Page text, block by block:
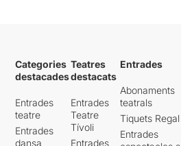
Categories
destacades
Entrades
teatre
Entrades
dansa
Teatres
destacats
Entrades
Teatre
Tívoli
Entrades
Entrades
Abonaments
teatrals
Tiquets Regal
Entrades